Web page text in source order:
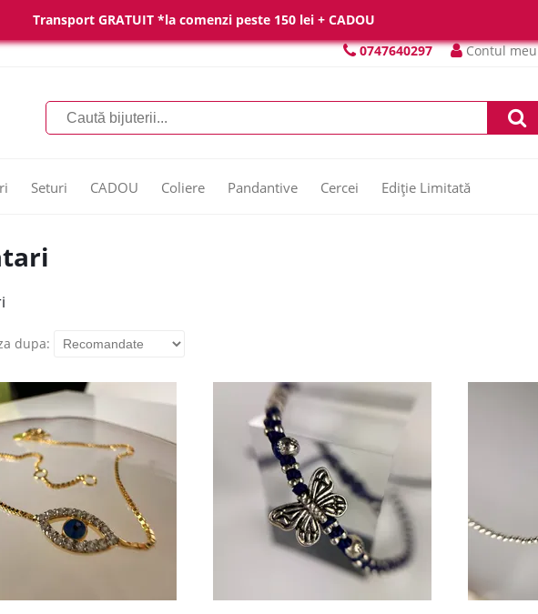
Transport GRATUIT *la comenzi peste 150 lei + CADOU
0747640297
Contul meu
Seturi CADOU Coliere Pandantive Cercei Ediție Limitată
dupa: